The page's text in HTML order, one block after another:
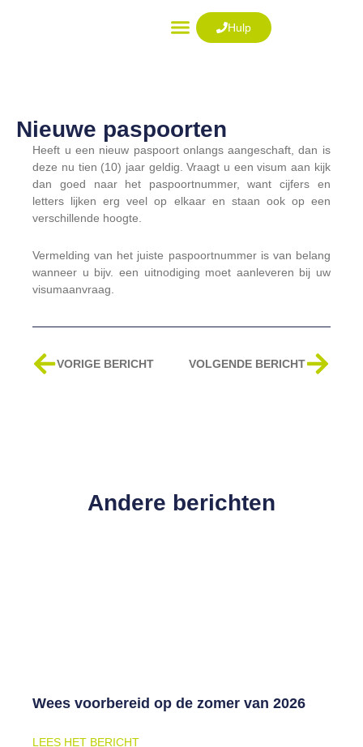
Hulp
Nieuwe paspoorten
Heeft u een nieuw paspoort onlangs aangeschaft, dan is
deze nu tien (10) jaar geldig. Vraagt u een visum aan kijk
dan goed naar het paspoortnummer, want cijfers en
letters lijken erg veel op elkaar en staan ook op een
verschillende hoogte.
Vermelding van het juiste paspoortnummer is van belang
wanneer u bijv. een uitnodiging moet aanleveren bij uw
visumaanvraag.
Vorige
VORIGE BERICHT VOLGENDE BERICHT
Andere berichten
Wees voorbereid op de zomer van 2026
LEES HET BERICHT